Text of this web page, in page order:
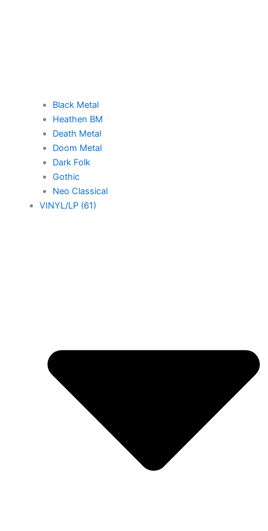
Black Metal
Heathen BM
Death Metal
Doom Metal
Dark Folk
Gothic
Neo Classical
VINYL/LP (61)